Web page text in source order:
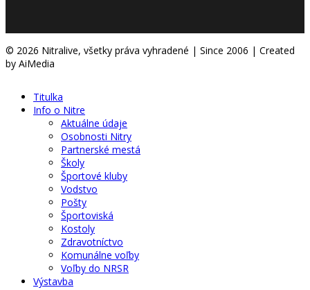
© 2026 Nitralive, všetky práva vyhradené | Since 2006 | Created
by AiMedia
Titulka
Info o Nitre
Aktuálne údaje
Osobnosti Nitry
Partnerské mestá
Školy
Športové kluby
Vodstvo
Pošty
Športoviská
Kostoly
Zdravotníctvo
Komunálne voľby
Voľby do NRSR
Výstavba